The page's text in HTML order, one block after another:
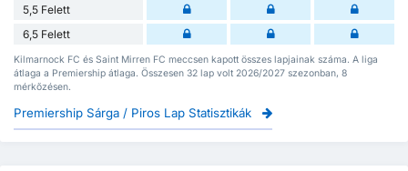
5,5 Felett
6,5 Felett
Kilmarnock FC és Saint Mirren FC meccsen kapott összes lapjainak száma. A liga
átlaga a Premiership átlaga. Összesen 32 lap volt 2026/2027 szezonban, 8
mérkőzésen.
Premiership Sárga / Piros Lap Statisztikák